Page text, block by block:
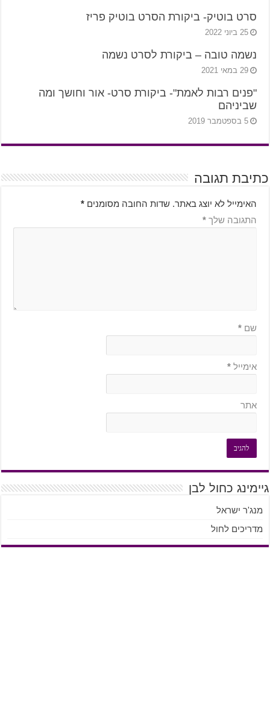
סרט בוטיק- ביקורת הסרט בוטיק פריז
25 ביוני 2022
נשמה טובה – ביקורת לסרט נשמה
29 במאי 2021
"פנים רבות לאמת"- ביקורת סרט- אור וחושך ומה
שביניהם
5 בספטמבר 2019
כתיבת תגובה
האימייל לא יוצג באתר. שדות החובה מסומנים *
התגובה שלך *
שם *
אימייל *
אתר
גיימינג כחול לבן
מנג'ר ישראל
מדריכים לחול